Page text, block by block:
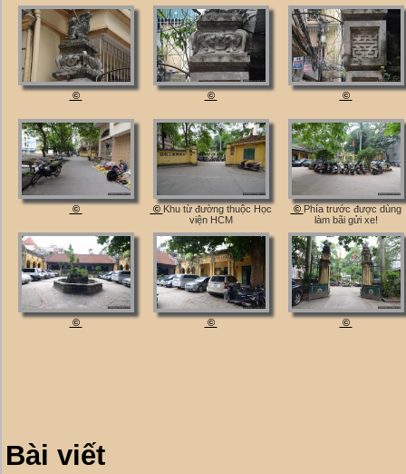
© © ©
© ©Khu từ đường thuộc Học
viện HCM
© Phía trước được dùng
làm bãi gửi xe!
© © ©
Bài viết